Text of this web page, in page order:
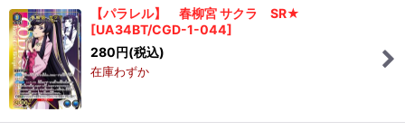
【パラレル】 春柳宮 サクラ SR★
[UA34BT/CGD-1-044]
280円(税込)
在庫わずか